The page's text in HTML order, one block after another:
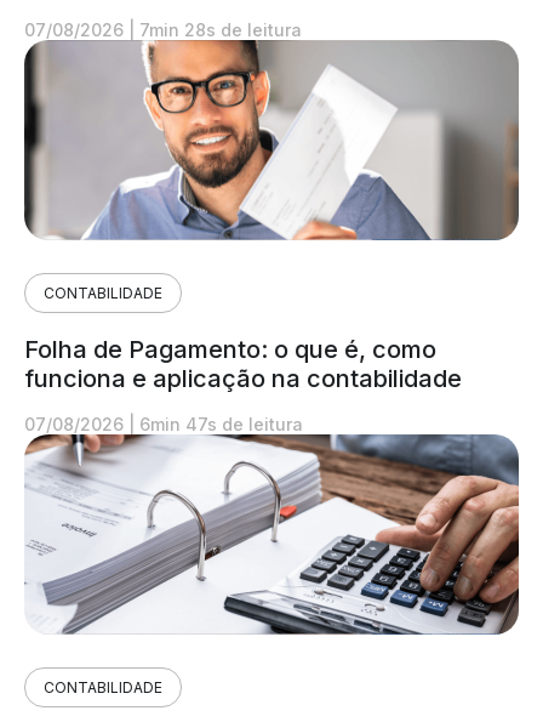
07/08/2026 7min 28s de leitura
CONTABILIDADE
Folha de Pagamento: o que é, como
funciona e aplicação na contabilidade
07/08/2026 6min 47s de leitura
CONTABILIDADE